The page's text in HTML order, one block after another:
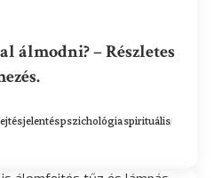
– Részletes
jelentéspszichológiaspirituális